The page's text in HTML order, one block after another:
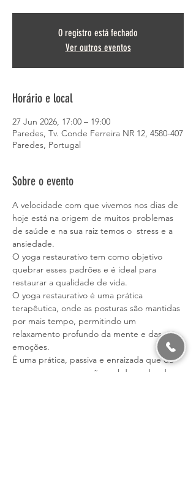
O registro está fechado
Ver outros eventos
Horário e local
27 Jun 2026, 17:00 – 19:00
Paredes, Tv. Conde Ferreira NR 12, 4580-407
Paredes, Portugal
Sobre o evento
A velocidade com que vivemos nos dias de
hoje está na origem de muitos problemas
de saúde e na sua raiz temos o  stress e a
ansiedade.
O yoga restaurativo tem como objetivo
quebrar esses padrões e é ideal para
restaurar a qualidade de vida.
O yoga restaurativo é uma prática
terapêutica, onde as posturas são mantidas
por mais tempo, permitindo um
relaxamento profundo da mente e das
emoções.
É uma prática, passiva e enraizada que dá
ao corpo uma sensação real do poder de